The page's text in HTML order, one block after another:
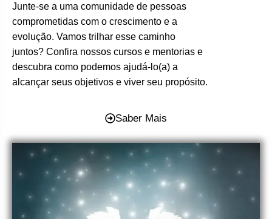
Junte-se a uma comunidade de pessoas
comprometidas com o crescimento e a
evolução. Vamos trilhar esse caminho
juntos? Confira nossos cursos e mentorias e
descubra como podemos ajudá-lo(a) a
alcançar seus objetivos e viver seu propósito.
Saber Mais